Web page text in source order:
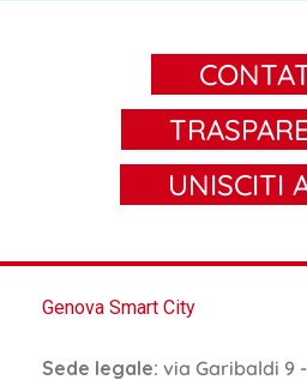
UNISCITI
Genova Smart City
Sede legale: via Garibaldi 9 -